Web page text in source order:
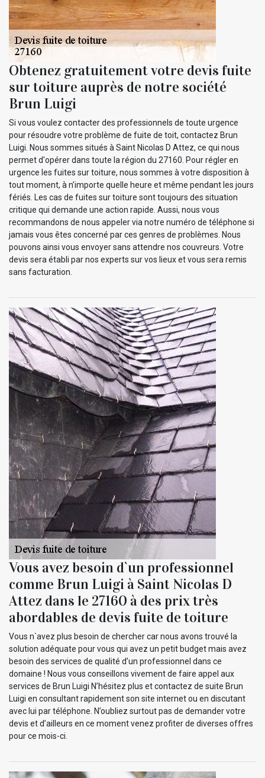
Obtenez gratuitement votre devis fuite
sur toiture auprès de notre société
Brun Luigi
Si vous voulez contacter des professionnels de toute urgence
pour résoudre votre problème de fuite de toit, contactez Brun
Luigi. Nous sommes situés à Saint Nicolas D Attez, ce qui nous
permet d'opérer dans toute la région du 27160. Pour régler en
urgence les fuites sur toiture, nous sommes à votre disposition à
tout moment, à n’importe quelle heure et même pendant les jours
fériés. Les cas de fuites sur toiture sont toujours des situation
critique qui demande une action rapide. Aussi, nous vous
recommandons de nous appeler via notre numéro de téléphone si
jamais vous êtes concerné par ces genres de problèmes. Nous
pouvons ainsi vous envoyer sans attendre nos couvreurs. Votre
devis sera établi par nos experts sur vos lieux et vous sera remis
sans facturation.
Vous avez besoin d`un professionnel
comme Brun Luigi à Saint Nicolas D
Attez dans le 27160 à des prix très
abordables de devis fuite de toiture
Vous n`avez plus besoin de chercher car nous avons trouvé la
solution adéquate pour vous qui avez un petit budget mais avez
besoin des services de qualité d’un professionnel dans ce
domaine ! Nous vous conseillons vivement de faire appel aux
services de Brun Luigi N’hésitez plus et contactez de suite Brun
Luigi en consultant rapidement son site internet ou en discutant
avec lui par téléphone. N’oubliez surtout pas de demander votre
devis et d’ailleurs en ce moment venez profiter de diverses offres
pour ce mois-ci.